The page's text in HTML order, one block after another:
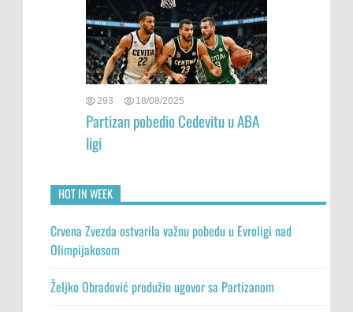
293 18/08/2025
Partizan pobedio Cedevitu u ABA
ligi
HOT IN WEEK
Crvena Zvezda ostvarila važnu pobedu u Evroligi nad
Olimpijakosom
Željko Obradović produžio ugovor sa Partizanom